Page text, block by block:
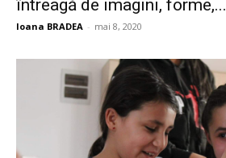
întreagă de imagini, forme,...
Ioana BRADEA - mai 8, 2020